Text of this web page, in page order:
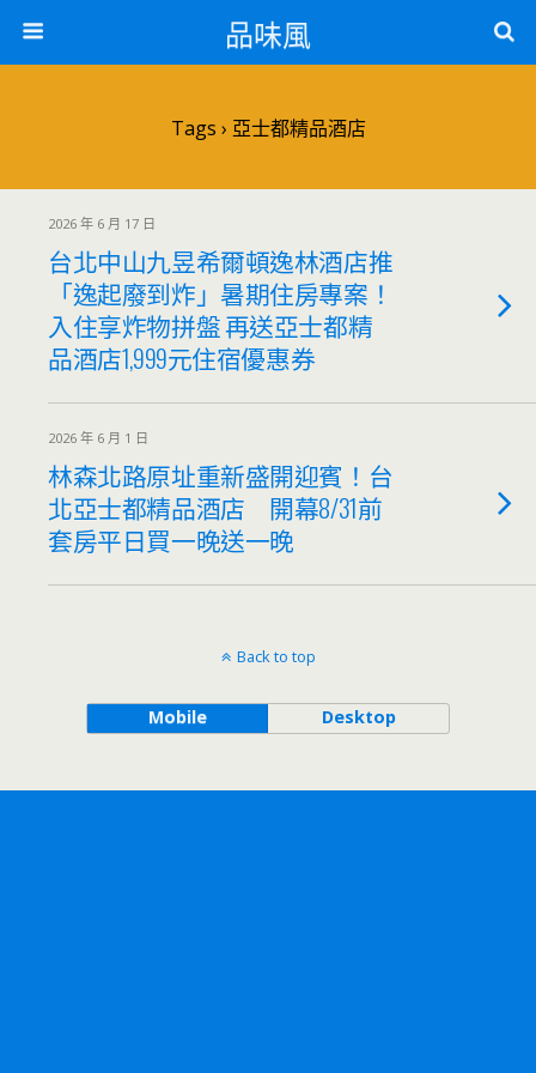
品味風
Tags › 亞士都精品酒店
2026 年 6 月 17 日
台北中山九昱希爾頓逸林酒店推
「逸起廢到炸」暑期住房專案！
入住享炸物拼盤 再送亞士都精
品酒店1,999元住宿優惠券
2026 年 6 月 1 日
林森北路原址重新盛開迎賓！台
北亞士都精品酒店 開幕8/31前
套房平日買一晚送一晚
Back to top
Mobile Desktop